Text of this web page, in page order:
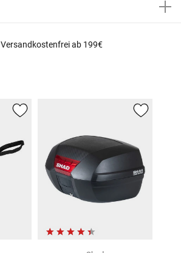
Versandkostenfrei ab 199€